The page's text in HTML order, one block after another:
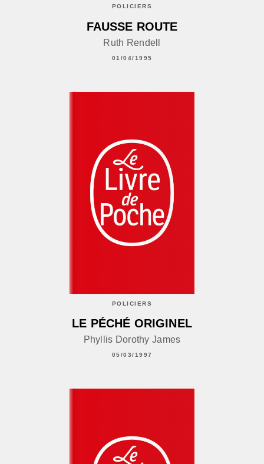
POLICIERS
FAUSSE ROUTE
Ruth Rendell
01/04/1995
POLICIERS
LE PÉCHÉ ORIGINEL
Phyllis Dorothy James
05/03/1997